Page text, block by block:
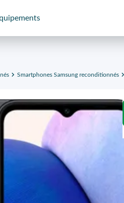
Smartphones Samsung reconditionnés